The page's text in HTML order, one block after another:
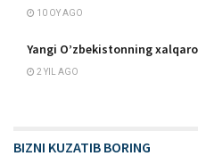
10 OY AGO
Yangi O’zbekistonning
2 YIL AGO
BIZNI KUZATIB BORING